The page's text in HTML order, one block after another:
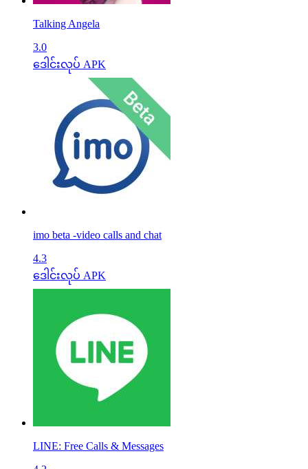
Talking Angela
3.0
ဒေါင်းလုပ် APK
imo beta -video calls and chat
4.3
ဒေါင်းလုပ် APK
LINE: Free Calls & Messages